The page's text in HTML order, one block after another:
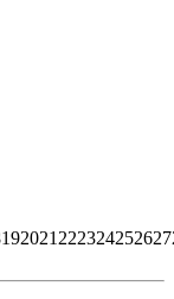
192021 222324252627